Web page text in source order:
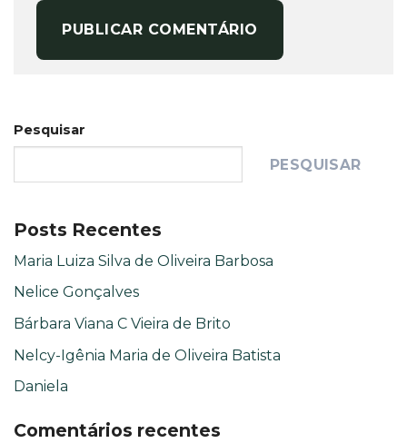
Pesquisar
PESQUISAR
Posts Recentes
Maria Luiza Silva de Oliveira Barbosa
Nelice Gonçalves
Bárbara Viana C Vieira de Brito
Nelcy-Igênia Maria de Oliveira Batista
Daniela
Comentários recentes